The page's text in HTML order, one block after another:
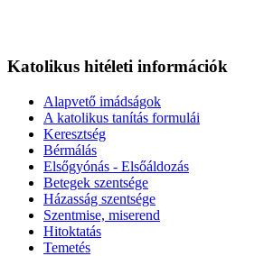
Katolikus hitéleti információk
Alapvető imádságok
A katolikus tanítás formulái
Keresztség
Bérmálás
Elsőgyónás - Elsőáldozás
Betegek szentsége
Házasság szentsége
Szentmise, miserend
Hitoktatás
Temetés